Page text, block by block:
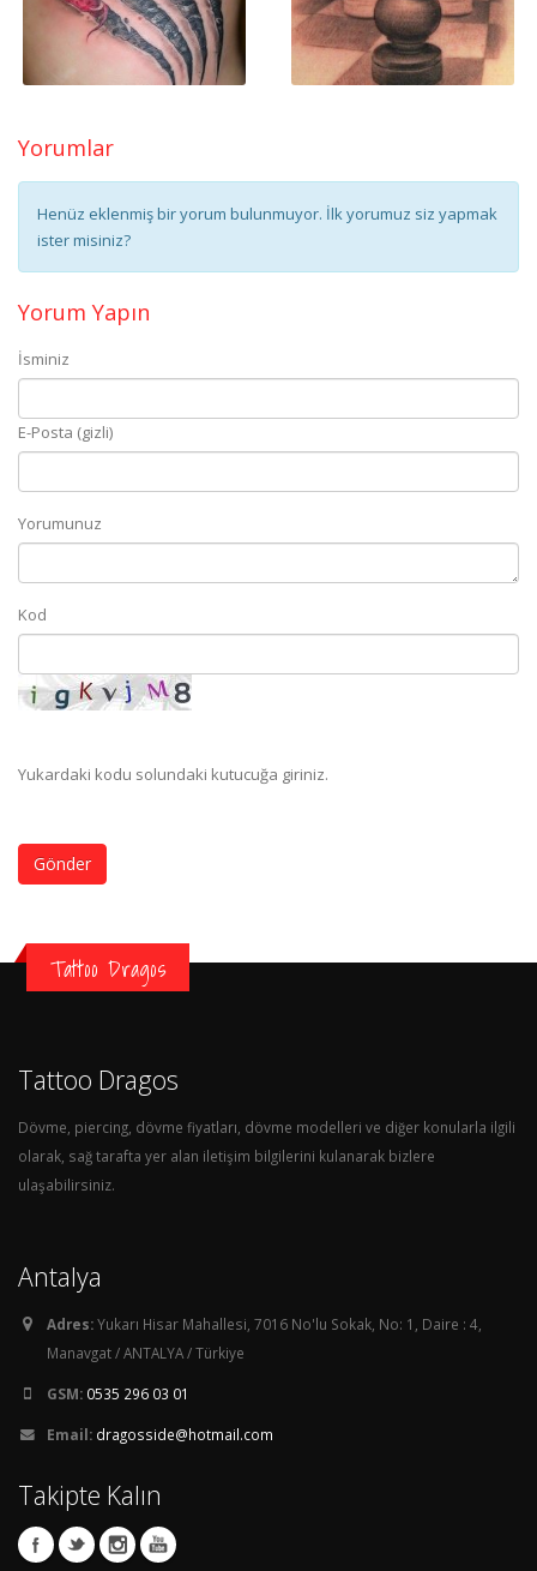
Yorumlar
Henüz eklenmiş bir yorum bulunmuyor. İlk yorumuz siz yapmak
ister misiniz?
Yorum Yapın
İsminiz
E-Posta (gizli)
Yorumunuz
Kod
Yukardaki kodu solundaki kutucuğa giriniz.
Gönder
Tattoo Dragos
Tattoo Dragos
Dövme, piercing, dövme fiyatları, dövme modelleri ve diğer konularla ilgili
olarak, sağ tarafta yer alan iletişim bilgilerini kulanarak bizlere
ulaşabilirsiniz.
Antalya
Adres:Yukarı Hisar Mahallesi, 7016 No'lu Sokak, No: 1, Daire : 4,
Manavgat / ANTALYA / Türkiye
GSM: 0535 296 03 01
Email: dragosside@hotmail.com
Takipte Kalın